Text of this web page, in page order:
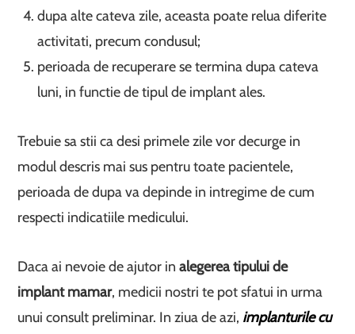
dupa alte cateva zile, aceasta poate relua diferite
activitati, precum condusul;
perioada de recuperare se termina dupa cateva
luni, in functie de tipul de implant ales.
Trebuie sa stii ca desi primele zile vor decurge in
modul descris mai sus pentru toate pacientele,
perioada de dupa va depinde in intregime de cum
respecti indicatiile medicului.
Daca ai nevoie de ajutor inalegerea tipului de
implant mamar, medicii nostri te pot sfatui in urma
unui consult preliminar. In ziua de azi, implanturile cu